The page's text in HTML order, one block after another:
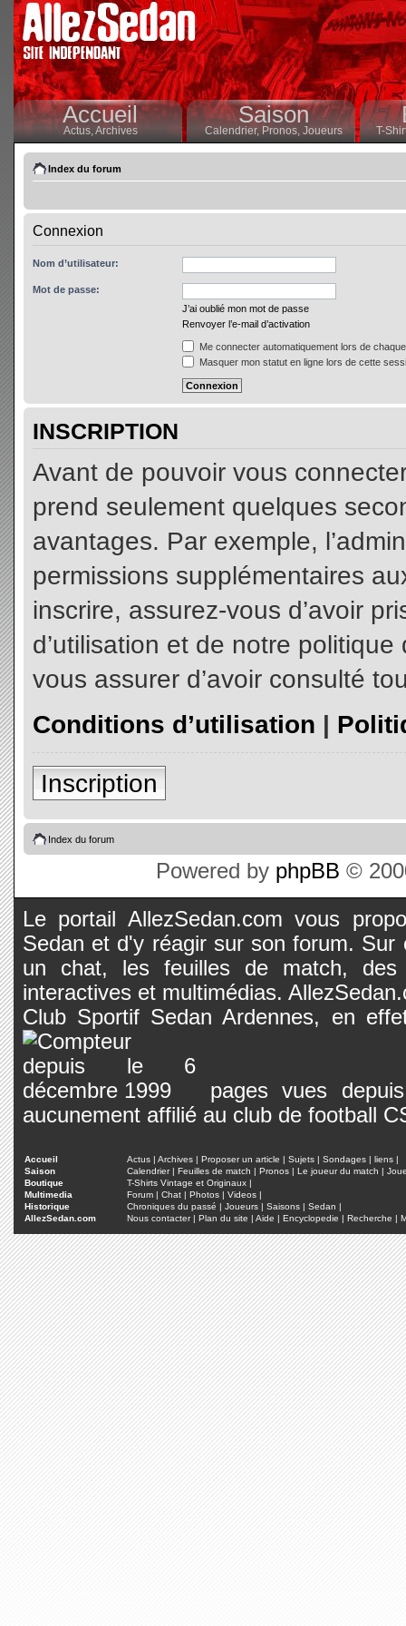
Accueil
Actus,Archives
Saison
Calendrier,Pronos, Joueurs T-
Index du forum
Connexion
Nom d’utilisateur:
Mot de passe:
J’ai oublié mon mot de passe
Renvoyer l’e-mail d’activation
Me connecter automatiquement lors de
Masquer mon statut en ligne lors de cette
INSCRIPTION
Avant de pouvoir vous
prend seulement quelques
avantages. Par exemple,
permissions supplémentaires
inscrire, assurez-vous d’avoir
d’utilisation et de notre
vous assurer d’avoir consulté
Conditions d’utilisation |
Inscription
Index du forum
Powered by phpBB ©
Le portail AllezSedan.com vous
Sedan et d'y réagir sur son forum.
un chat, les feuilles de match, des
interactives et multimédias.
Club Sportif Sedan Ardennes, en
pages vues
aucunement affilié au club de football
Accueil Actus | Archives | Proposer un article | Sujets | Sondages | liens |
Saison
Calendrier| Feuilles de match | Pronos | Le joueur du match |
Boutique
T-Shirts Vintage et Originaux |
Multimedia
Forum | Chat | Photos | Videos |
Historique
Chroniques du passé | Joueurs | Saisons | Sedan |
AllezSedan.com
Nous contacter| Plan du site | Aide | Encyclopedie | Recherche |